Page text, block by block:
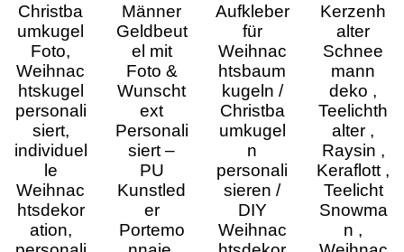
Christba
umkugel
Foto,
Weihnac
htskugel
personali
siert,
individuel
le
Weihnac
htsdekor
ation,
Männer
Geldbeut
el mit
Foto &
Wunscht
ext
Personali
siert –
PU
Kunstled
er
Portemo
Aufkleber
für
Weihnac
htsbaum
kugeln /
Christba
umkugel
n
personali
sieren /
DIY
Weihnac
Kerzenh
alter
Schnee
mann
deko ,
Teelichth
alter ,
Raysin ,
Keraflott ,
Teelicht
Snowma
n ,